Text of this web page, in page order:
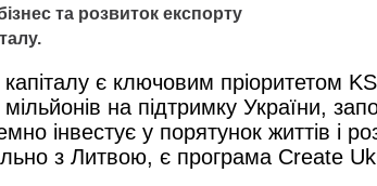
та розвиток експорту
є ключовим пріоритетом
на підтримку України,
інвестує у порятунок життів і
з Литвою, є програма Create